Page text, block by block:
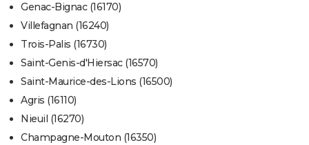
Genac-Bignac (16170)
Villefagnan (16240)
Trois-Palis (16730)
Saint-Genis-d'Hiersac (16570)
Saint-Maurice-des-Lions (16500)
Agris (16110)
Nieuil (16270)
Champagne-Mouton (16350)